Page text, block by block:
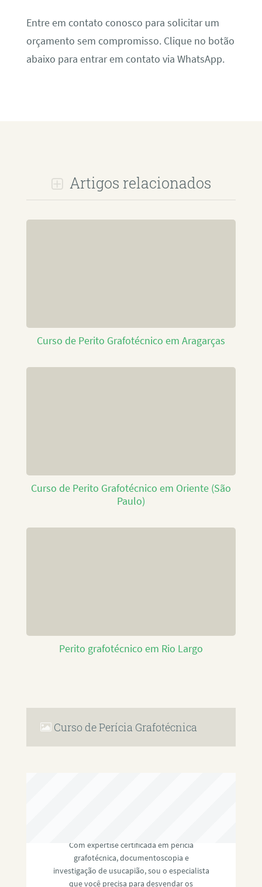
Entre em contato conosco para solicitar um
orçamento sem compromisso. Clique no botão
abaixo para entrar em contato via WhatsApp.
Artigos relacionados
Curso de Perito Grafotécnico em Aragarças
Curso de Perito Grafotécnico em Oriente (São
Paulo)
Perito grafotécnico em Rio Largo
Curso de Perícia Grafotécnica
Com expertise certificada em perícia
grafotécnica, documentoscopia e
investigação de usucapião, sou o especialista
que você precisa para desvendar os